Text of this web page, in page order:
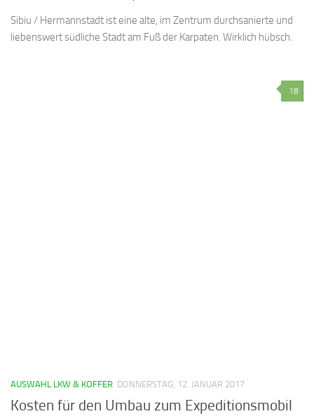
Sibiu / Hermannstadt ist eine alte, im Zentrum durchsanierte und
liebenswert südliche Stadt am Fuß der Karpaten. Wirklich hübsch.
18
AUSWAHL LKW & KOFFER DONNERSTAG, 12. JANUAR 2017
Kosten für den Umbau zum Expeditionsmobil